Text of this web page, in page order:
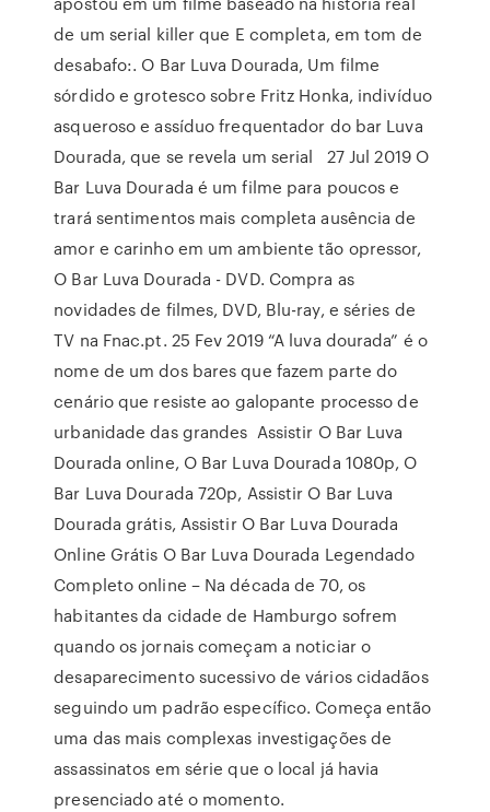
de um serial killer que E completa, em tom de
desabafo:. O Bar Luva Dourada, Um filme
sórdido e grotesco sobre Fritz Honka, indivíduo
asqueroso e assíduo frequentador do bar Luva
Dourada, que se revela um serial 27 Jul 2019 O
Bar Luva Dourada é um filme para poucos e
trará sentimentos mais completa ausência de
amor e carinho em um ambiente tão opressor,
O Bar Luva Dourada - DVD. Compra as
novidades de filmes, DVD, Blu-ray, e séries de
TV na Fnac.pt. 25 Fev 2019 “A luva dourada” é o
nome de um dos bares que fazem parte do
cenário que resiste ao galopante processo de
urbanidade das grandes Assistir O Bar Luva
Dourada online, O Bar Luva Dourada 1080p, O
Bar Luva Dourada 720p, Assistir O Bar Luva
Dourada grátis, Assistir O Bar Luva Dourada
Online Grátis O Bar Luva Dourada Legendado
Completo online – Na década de 70, os
habitantes da cidade de Hamburgo sofrem
quando os jornais começam a noticiar o
desaparecimento sucessivo de vários cidadãos
seguindo um padrão específico. Começa então
uma das mais complexas investigações de
assassinatos em série que o local já havia
presenciado até o momento.